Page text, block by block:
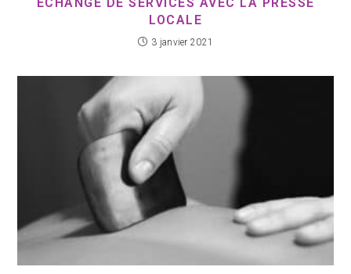
LOCALE
3 janvier 2021